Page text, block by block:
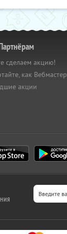
сделаем акцию!
как Вебмастер
акции